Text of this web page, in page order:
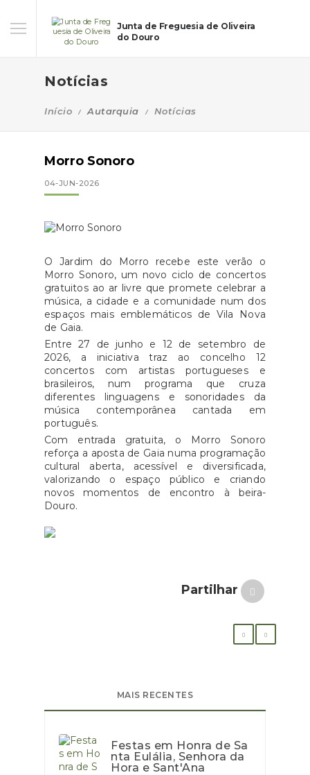
Junta de Freguesia de Oliveira
do Douro
Notícias
Início Autarquia Notícias
Morro Sonoro
04-JUN-2026
O Jardim do Morro recebe este verão o
Morro Sonoro, um novo ciclo de concertos
gratuitos ao ar livre que promete celebrar a
música, a cidade e a comunidade num dos
espaços mais emblemáticos de Vila Nova
de Gaia.
Entre 27 de junho e 12 de setembro de
2026, a iniciativa traz ao concelho 12
concertos com artistas portugueses e
brasileiros, num programa que cruza
diferentes linguagens e sonoridades da
música contemporânea cantada em
português.
Com entrada gratuita, o Morro Sonoro
reforça a aposta de Gaia numa programação
cultural aberta, acessível e diversificada,
valorizando o espaço público e criando
novos momentos de encontro à beira-
Douro.
Partilhar
MAIS RECENTES
Festas em Honra de Sa
nta Eulália, Senhora da
Hora e Sant'Ana